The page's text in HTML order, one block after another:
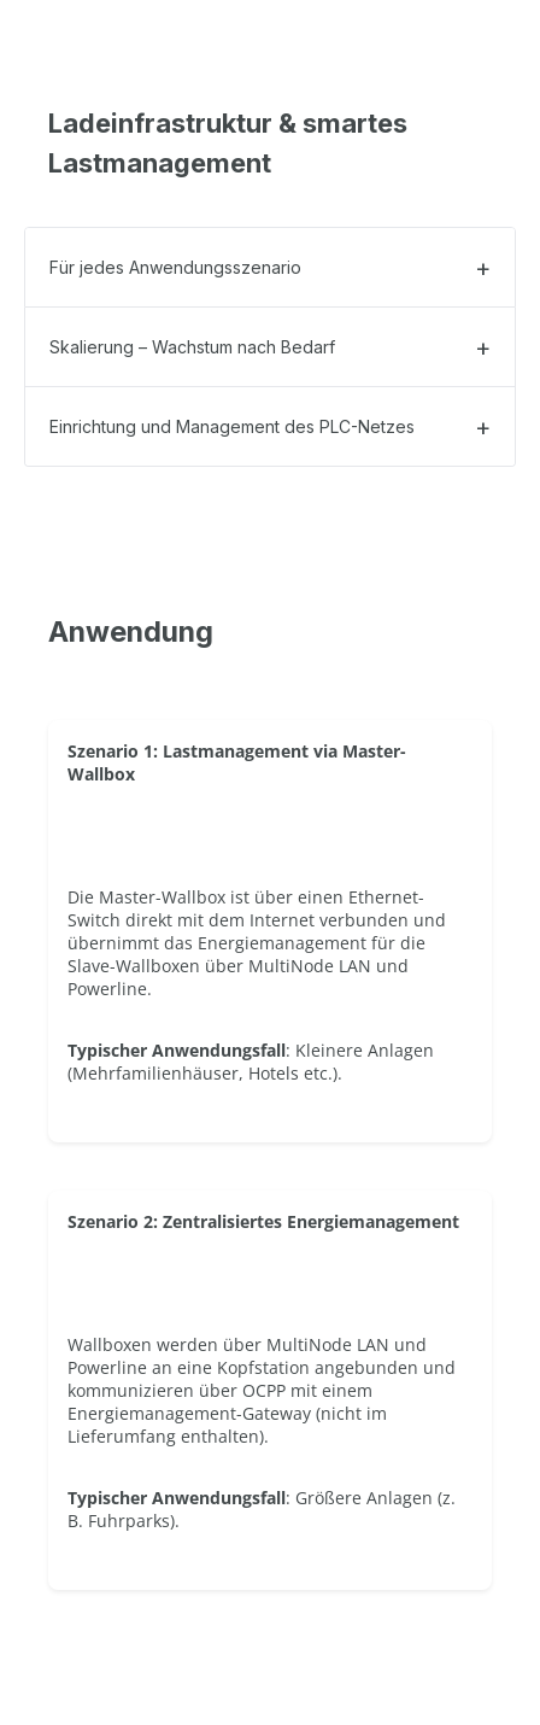
Ladeinfrastruktur & smartes
Lastmanagement
Für jedes Anwendungsszenario
Skalierung – Wachstum nach Bedarf
Einrichtung und Management des PLC-Netzes
Anwendung
Szenario 1: Lastmanagement via Master-
Wallbox
Die Master-Wallbox ist über einen Ethernet-
Switch direkt mit dem Internet verbunden und
übernimmt das Energiemanagement für die
Slave-Wallboxen über MultiNode LAN und
Powerline.
Typischer Anwendungsfall: Kleinere Anlagen
(Mehrfamilienhäuser, Hotels etc.).
Szenario 2: Zentralisiertes Energiemanagement
Wallboxen werden über MultiNode LAN und
Powerline an eine Kopfstation angebunden und
kommunizieren über OCPP mit einem
Energiemanagement-Gateway (nicht im
Lieferumfang enthalten).
Typischer Anwendungsfall: Größere Anlagen (z.
B. Fuhrparks).